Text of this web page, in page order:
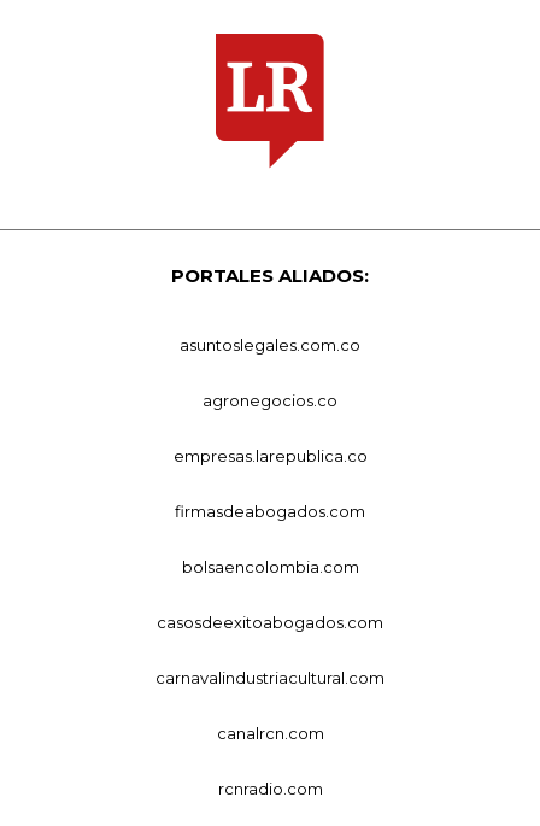
PORTALES ALIADOS:
asuntoslegales.com.co
agronegocios.co
empresas.larepublica.co
firmasdeabogados.com
bolsaencolombia.com
casosdeexitoabogados.com
carnavalindustriacultural.com
canalrcn.com
rcnradio.com